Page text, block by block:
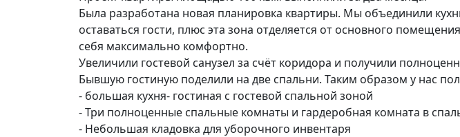
Была разработана новая планировка квартиры. Мы объединили
оставаться гости, плюс эта зона отделяется от основного
себя максимально комфортно.
Увеличили гостевой санузел за счёт коридора и получили
Бывшую гостиную поделили на две спальни. Таким образом у нас
⁃ большая кухня- гостиная с гостевой спальной зоной
⁃ Три полноценные спальные комнаты и гардеробная комната в
⁃ Небольшая кладовка для уборочного инвентаря